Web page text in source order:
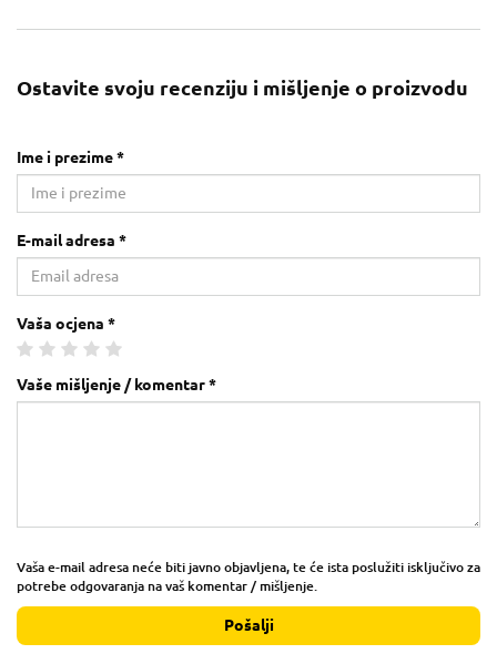
Ostavite svoju recenziju i mišljenje o proizvodu
Ime i prezime *
E-mail adresa *
Vaša ocjena *
Vaše mišljenje / komentar *
Vaša e-mail adresa neće biti javno objavljena, te će ista poslužiti isključivo za
potrebe odgovaranja na vaš komentar / mišljenje.
Pošalji